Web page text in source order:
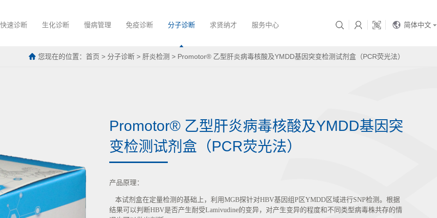
快速诊断 生化诊断 慢病管理 免疫诊断 分子诊断 求贤纳才 服务中心 简体中文
您现在的位置： 首页 > 分子诊断> 肝炎检测 > Promotor® 乙型肝炎病毒核酸及YMDD基因突变检测试剂盒（PCR荧光法）
Promotor® 乙型肝炎病毒核酸及YMDD基因突
变检测试剂盒（PCR荧光法）
产品原理：
本试剂盒在定量检测的基础上，利用MGB探针对HBV基因组P区YMDD区域进行SNP检测。根据
结果可以判断HBV是否产生耐受Lamivudine的变异，对产生变异的程度和不同类型病毒株共存的情